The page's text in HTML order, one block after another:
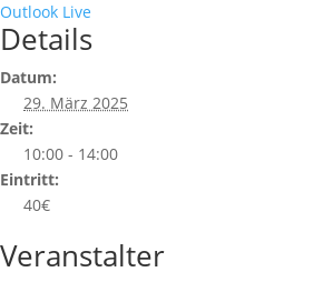
Outlook Live
Details
Datum:
29. März 2025
Zeit:
10:00 - 14:00
Eintritt:
40€
Veranstalter